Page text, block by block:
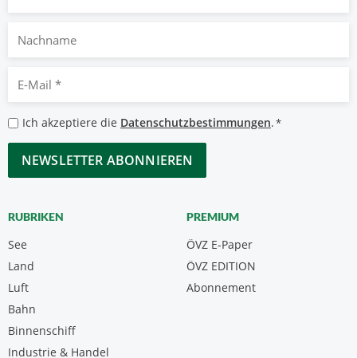
Nachname
Mail
*
Datenschutzbestimmungen
*
Ich akzeptiere die Datenschutzbestimmungen.*
CAPTCHA
RUBRIKEN
See
Land
Luft
Bahn
Binnenschiff
Industrie & Handel
PREMIUM
ÖVZ E-Paper
Abonnement
ÖVZ EDITION